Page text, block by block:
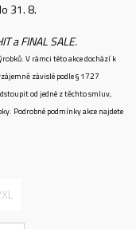
31. 8.
a FINAL SALE.
V rámci této akce dochází k
závislé podle § 1727
od jedné z těchto smluv,
Podrobné podmínky akce najdete